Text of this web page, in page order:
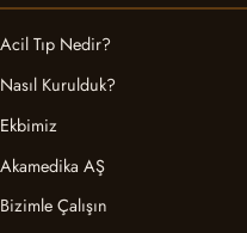
Acil Tıp Nedir?
Nasıl Kurulduk?
Ekbimiz
Akamedika AŞ
Bizimle Çalışın